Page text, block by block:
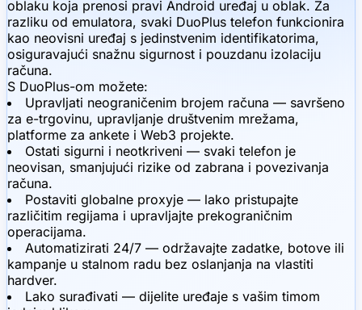
oblaku koja prenosi pravi Android uređaj u oblak. Za
razliku od emulatora, svaki DuoPlus telefon funkcionira
kao neovisni uređaj s jedinstvenim identifikatorima,
osiguravajući snažnu sigurnost i pouzdanu izolaciju
računa.
S DuoPlus-om možete:
Upravljati neograničenim brojem računa — savršeno
za e-trgovinu, upravljanje društvenim mrežama,
platforme za ankete i Web3 projekte.
Ostati sigurni i neotkriveni — svaki telefon je
neovisan, smanjujući rizike od zabrana i povezivanja
računa.
Postaviti globalne proxyje — lako pristupajte
različitim regijama i upravljajte prekograničnim
operacijama.
Automatizirati 24/7 — održavajte zadatke, botove ili
kampanje u stalnom radu bez oslanjanja na vlastiti
hardver.
Lako surađivati — dijelite uređaje s vašim timom